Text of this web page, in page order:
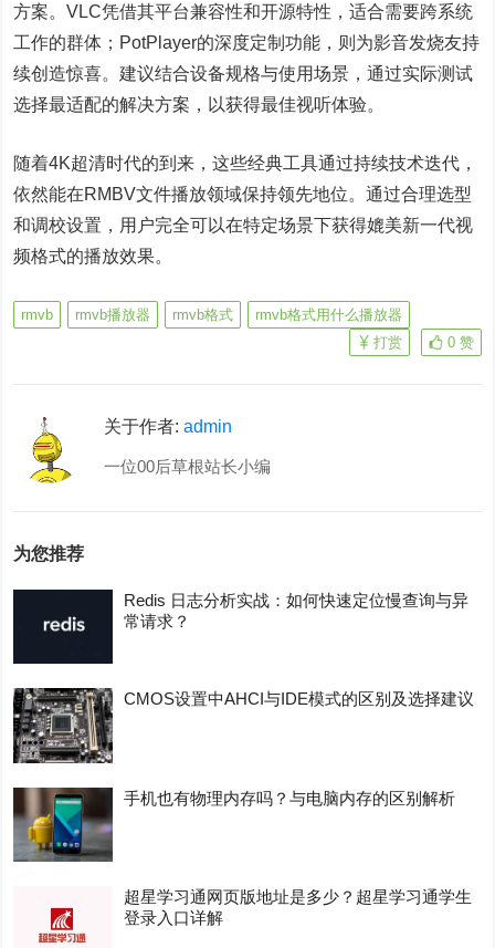
方案。VLC凭借其平台兼容性和开源特性，适合需要跨系统
工作的群体；PotPlayer的深度定制功能，则为影音发烧友持
续创造惊喜。建议结合设备规格与使用场景，通过实际测试
选择最适配的解决方案，以获得最佳视听体验。
随着4K超清时代的到来，这些经典工具通过持续技术迭代，
依然能在RMBV文件播放领域保持领先地位。通过合理选型
和调校设置，用户完全可以在特定场景下获得媲美新一代视
频格式的播放效果。
rmvb rmvb播放器 rmvb格式
rmvb格式用什么播放器
0 赞
打赏
关于作者:admin
一位00后草根站长小编
为您推荐
Redis 日志分析实战：如何快速定位慢查询与异
常请求？
CMOS设置中AHCI与IDE模式的区别及选择建议
手机也有物理内存吗？与电脑内存的区别解析
超星学习通网页版地址是多少？超星学习通学生
登录入口详解